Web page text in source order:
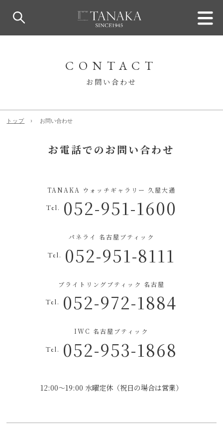
CONTACT
お問い合わせ
トップ お問い合わせ
お電話でのお問い合わせ
TANAKA ウォッチギャラリー 久屋大通
Tel. 052-951-1600
パネライ 名古屋ブティック
Tel. 052-951-8111
ブライトリングブティック 名古屋
Tel. 052-972-1884
IWC 名古屋ブティック
Tel. 052-953-1868
12:00～19:00 水曜定休（祝日の場合は営業）